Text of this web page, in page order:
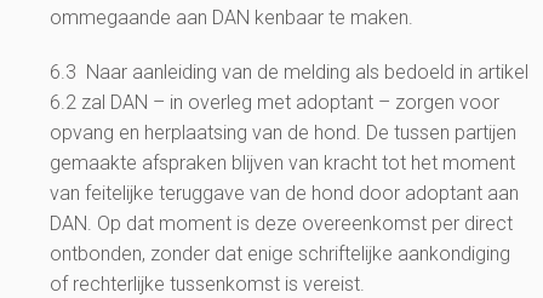
ommegaande aan DAN kenbaar te maken.
6.3 Naar aanleiding van de melding als bedoeld in artikel
6.2 zal DAN – in overleg met adoptant – zorgen voor
opvang en herplaatsing van de hond. De tussen partijen
gemaakte afspraken blijven van kracht tot het moment
van feitelijke teruggave van de hond door adoptant aan
DAN. Op dat moment is deze overeenkomst per direct
ontbonden, zonder dat enige schriftelijke aankondiging
of rechterlijke tussenkomst is vereist.